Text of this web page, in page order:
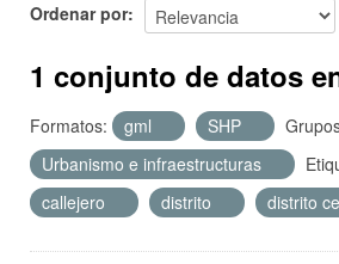
Acerca de
Ordenar por
1 conjunto de datos
Formatos: gml SHP
Urbanismo e infraestructuras
callejero
distrito distrito